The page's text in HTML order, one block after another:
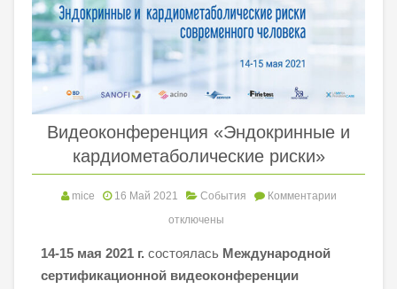
Видеоконференция «Эндокринные и
кардиометаболические риски»
mice 16 Май 2021 События
Комментарии
отключены
14-15 мая 2021 г. состоялась Международной
сертификационной видеоконференции